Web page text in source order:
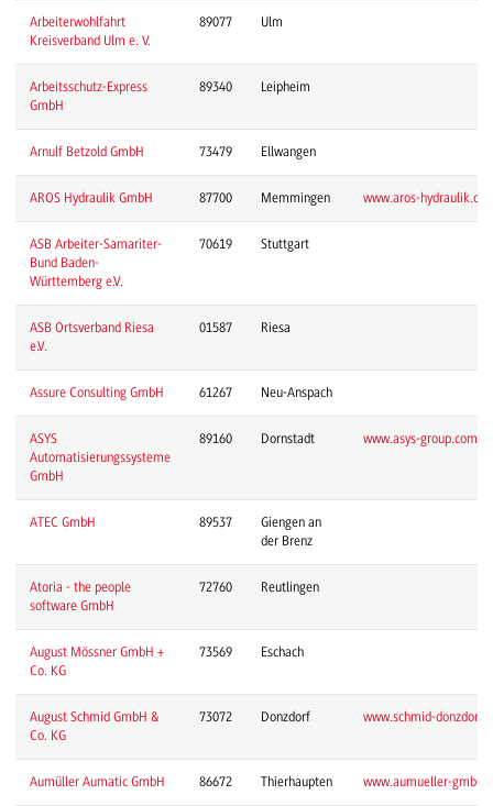
Arbeiterwohlfahrt
Kreisverband Ulm e. V.
89077 Ulm
Arbeitsschutz-Express
GmbH
89340 Leipheim
Arnulf Betzold GmbH 73479 Ellwangen
AROS Hydraulik GmbH 87700 Memmingen www.aros-hydraulik.de/
ASB Arbeiter-Samariter-
Bund Baden-
Württemberg e.V.
70619 Stuttgart
ASB Ortsverband Riesa
e.V.
01587 Riesa
Assure Consulting GmbH 61267 Neu-Anspach
ASYS
Automatisierungssysteme
GmbH
89160 Dornstadt www.asys-group.com/
ATEC GmbH 89537
Giengen an
der Brenz
Atoria - the people
software GmbH
72760 Reutlingen
August Mössner GmbH +
Co. KG
73569 Eschach
August Schmid GmbH &
Co. KG
73072 Donzdorf www.schmid-
Aumüller Aumatic GmbH 86672 Thierhaupten www.aumueller-